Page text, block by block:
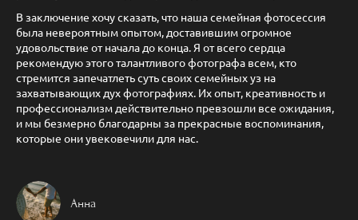
В заключение хочу сказать, что наша семейная фотосессия
была невероятным опытом, доставившим огромное
удовольствие от начала до конца. Я от всего сердца
рекомендую этого талантливого фотографа всем, кто
стремится запечатлеть суть своих семейных уз на
захватывающих дух фотографиях. Их опыт, креативность и
профессионализм действительно превзошли все ожидания,
и мы безмерно благодарны за прекрасные воспоминания,
которые они увековечили для нас.
Анна